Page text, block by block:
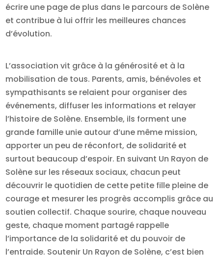
écrire une page de plus dans le parcours de Solène
et contribue à lui offrir les meilleures chances
d’évolution.
L’association vit grâce à la générosité et à la
mobilisation de tous. Parents, amis, bénévoles et
sympathisants se relaient pour organiser des
événements, diffuser les informations et relayer
l’histoire de Solène. Ensemble, ils forment une
grande famille unie autour d’une même mission,
apporter un peu de réconfort, de solidarité et
surtout beaucoup d’espoir. En suivant Un Rayon de
Solène sur les réseaux sociaux, chacun peut
découvrir le quotidien de cette petite fille pleine de
courage et mesurer les progrès accomplis grâce au
soutien collectif. Chaque sourire, chaque nouveau
geste, chaque moment partagé rappelle
l’importance de la solidarité et du pouvoir de
l’entraide. Soutenir Un Rayon de Solène, c’est bien